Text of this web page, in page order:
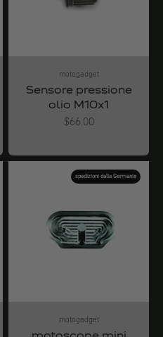
motogadget
Sensore pressione
olio M10x1
Angebot
$66.00
spedizioni dalla Germania
motogadget